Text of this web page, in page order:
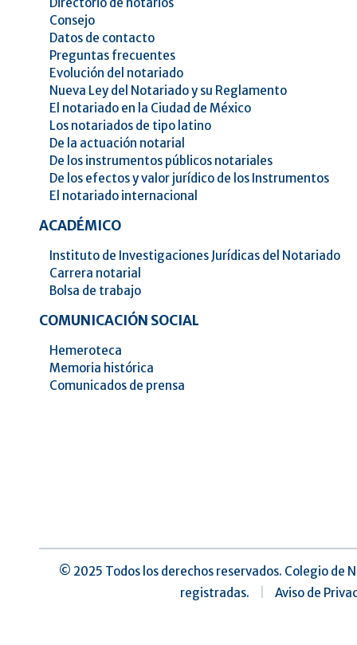
Consejo
Datos de contacto
Preguntas frecuentes
Evolución del notariado
Nueva Ley del Notariado y su Reglamento
El notariado en la Ciudad de México
Los notariados de tipo latino
De la actuación notarial
De los instrumentos públicos notariales
De los efectos y valor jurídico de los Instrumentos
El notariado internacional
ACADÉMICO
Instituto de Investigaciones Jurídicas del Notariado
Carrera notarial
Bolsa de trabajo
COMUNICACIÓN SOCIAL
Hemeroteca
Memoria histórica
Comunicados de prensa
©️ 2025 Todos los derechos reservados. Colegio
registradas.
Aviso de